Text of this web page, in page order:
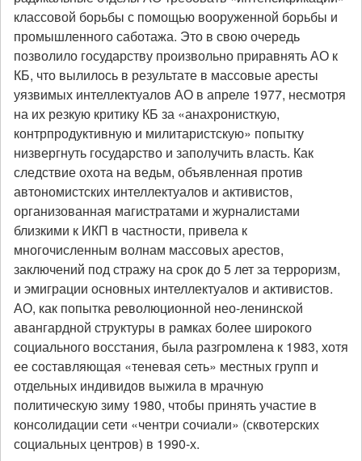
классовой борьбы с помощью вооруженной борьбы и
промышленного саботажа. Это в свою очередь
позволило государству произвольно приравнять АО к
КБ, что вылилось в результате в массовые аресты
уязвимых интеллектуалов АО в апреле 1977, несмотря
на их резкую критику КБ за «анахронисткую,
контрпродуктивную и милитаристскую» попытку
низвергнуть государство и заполучить власть. Как
следствие охота на ведьм, объявленная против
автономистских интеллектуалов и активистов,
организованная магистратами и журналистами
близкими к ИКП в частности, привела к
многочисленным волнам массовых арестов,
заключений под стражу на срок до 5 лет за терроризм,
и эмиграции основных интеллектуалов и активистов.
АО, как попытка революционной нео-ленинской
авангардной структуры в рамках более широкого
социального восстания, была разгромлена к 1983, хотя
ее составляющая «теневая сеть» местных групп и
отдельных индивидов выжила в мрачную
политическую зиму 1980, чтобы принять участие в
консолидации сети «чентри сочиали» (сквотерских
социальных центров) в 1990-х.